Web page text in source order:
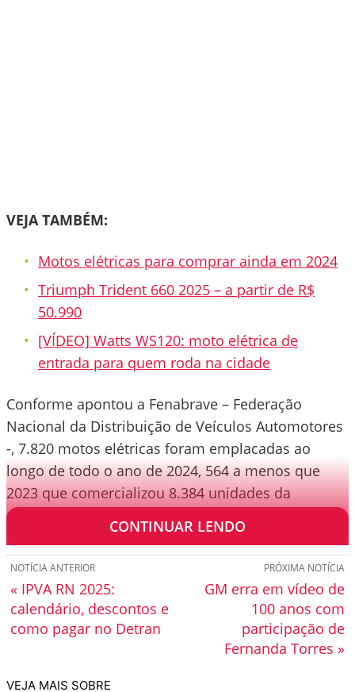
VEJA TAMBÉM:
Motos elétricas para comprar ainda em 2024
Triumph Trident 660 2025 – a partir de R$
50.990
[VÍDEO] Watts WS120: moto elétrica de
entrada para quem roda na cidade
Conforme apontou a Fenabrave – Federação
Nacional da Distribuição de Veículos Automotores
-, 7.820 motos elétricas foram emplacadas ao
longo de todo o ano de 2024, 564 a menos que
2023 que comercializou 8.384 unidades da
categoria.
CONTINUAR LENDO
PRÓXIMA NOTÍCIA
GM erra em vídeo de
100 anos com
participação de
Fernanda Torres »
NOTÍCIA ANTERIOR
« IPVA RN 2025:
calendário, descontos e
como pagar no Detran
VEJA MAIS SOBRE